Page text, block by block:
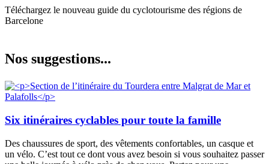
Téléchargez le nouveau guide du cyclotourisme des régions de
Barcelone
Nos suggestions...
Six itinéraires cyclables pour toute la famille
Des chaussures de sport, des vêtements confortables, un casque et
un vélo. C’est tout ce dont vous avez besoin si vous souhaitez passer